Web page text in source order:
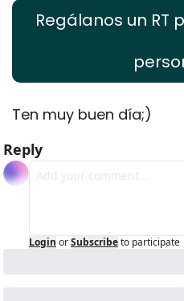
Regálanos un RT
Ten muy buen día;)
Reply
Login orSubscribeto participate